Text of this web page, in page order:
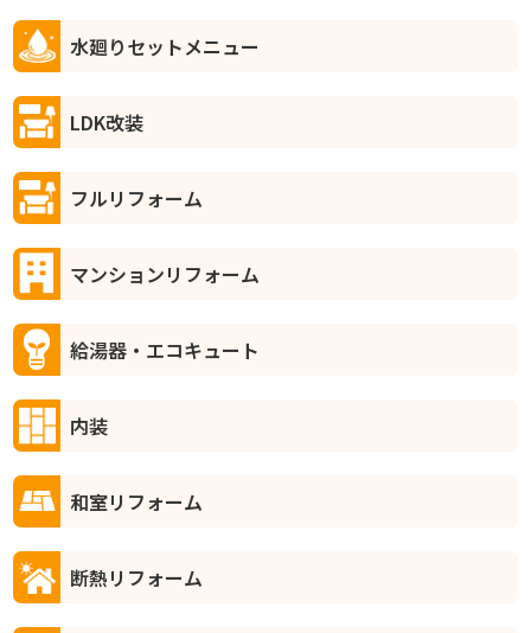
水廻りセットメニュー
LDK改装
フルリフォーム
マンションリフォーム
給湯器・エコキュート
内装
和室リフォーム
断熱リフォーム